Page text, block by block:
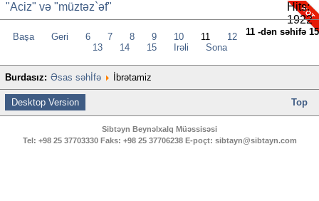
"Aciz" və "müztəz`əf"
Hits:
1922
11 -dən səhifə 15
Başa Geri 6 7 8 9 10 11
12
13
14 15 İrəli Sona
Burdasız: Əsas səhİfə İbrətamiz
Desktop Version Top
Sibtəyn Beynəlxalq Müəssisəsi
Tel: +98 25 37703330 Faks: +98 25 37706238 E-poçt: sibtayn@sibtayn.com